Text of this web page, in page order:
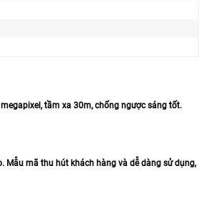
tầm xa 30m, chống ngược sáng tốt.
Mẫu mã thu hút khách hàng và dễ dàng sử dụng,